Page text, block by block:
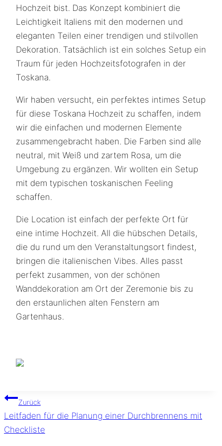
Hochzeit bist. Das Konzept kombiniert die
Leichtigkeit Italiens mit den modernen und
eleganten Teilen einer trendigen und stilvollen
Dekoration. Tatsächlich ist ein solches Setup ein
Traum für jeden Hochzeitsfotografen in der
Toskana.
Wir haben versucht, ein perfektes intimes Setup
für diese Toskana Hochzeit zu schaffen, indem
wir die einfachen und modernen Elemente
zusammengebracht haben. Die Farben sind alle
neutral, mit Weiß und zartem Rosa, um die
Umgebung zu ergänzen. Wir wollten ein Setup
mit dem typischen toskanischen Feeling
schaffen.
Die Location ist einfach der perfekte Ort für
eine intime Hochzeit. All die hübschen Details,
die du rund um den Veranstaltungsort findest,
bringen die italienischen Vibes. Alles passt
perfekt zusammen, von der schönen
Wanddekoration am Ort der Zeremonie bis zu
den erstaunlichen alten Fenstern am
Gartenhaus.
Beitragsnavigation
Zurück
Leitfaden für die Planung einer Durchbrennens mit
Checkliste